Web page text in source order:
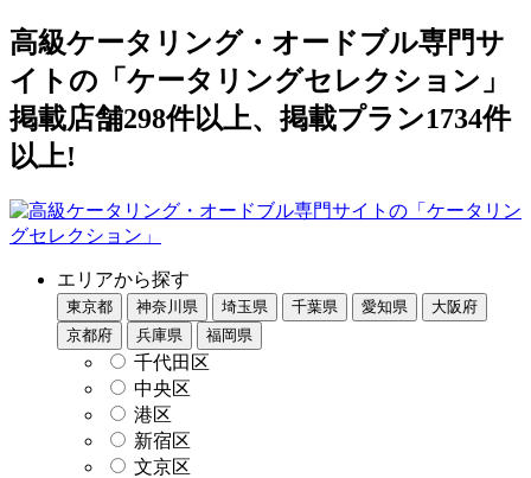
高級ケータリング・オードブル専門サ
イトの「ケータリングセレクション」
掲載店舗298件以上、掲載プラン1734件
以上!
エリアから探す
東京都 神奈川県 埼玉県 千葉県 愛知県
大阪府
京都府
兵庫県 福岡県
千代田区
中央区
港区
新宿区
文京区